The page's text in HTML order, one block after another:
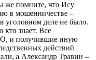
же помните, что Ису
в мошенничестве –
уголовном деле не было.
кто знает. Все
и получившие иную
действий
а Александр Травин –